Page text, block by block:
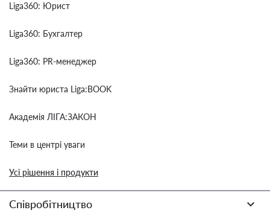
Liga360: Юрист
Liga360: Бухгалтер
Liga360: PR-менеджер
Знайти юриста Liga:BOOK
Академія ЛІГА:ЗАКОН
Теми в центрі уваги
Усі рішення і продукти
Співробітництво